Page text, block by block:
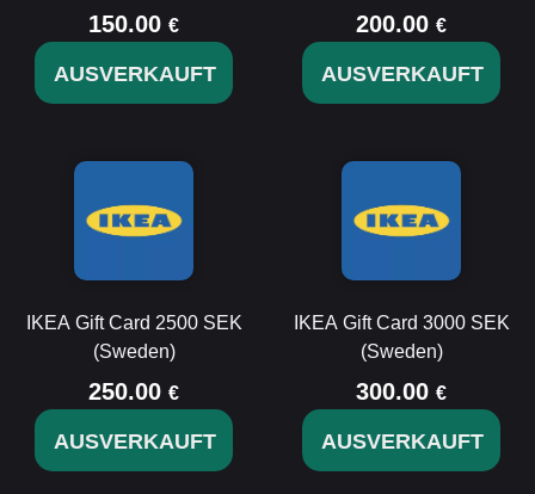
150.00 €
AUSVERKAUFT
200.00 €
AUSVERKAUFT
IKEA Gift Card 2500 SEK
(Sweden)
250.00 €
AUSVERKAUFT
IKEA Gift Card 3000 SEK
(Sweden)
300.00 €
AUSVERKAUFT